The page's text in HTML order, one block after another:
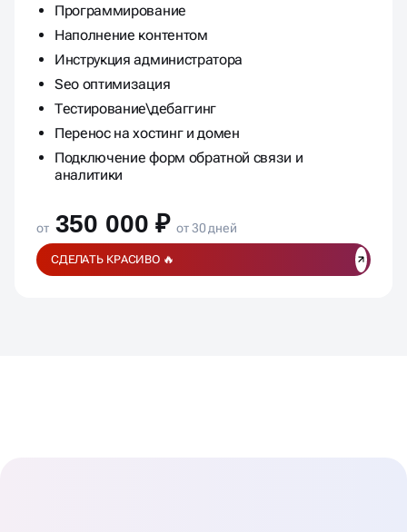
Программирование
Наполнение контентом
Инструкция администратора
Seo оптимизация
Тестирование\дебаггинг
Перенос на хостинг и домен
Подключение форм обратной связи и
аналитики
от 350 000 ₽ от 30 дней
СДЕЛАТЬ КРАСИВО 🔥